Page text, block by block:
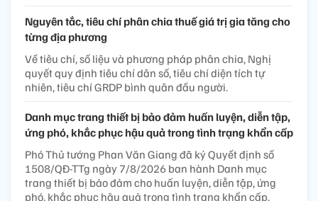
Nguyên tắc, tiêu chí phân chia thuế giá trị gia tăng cho
từng địa phương
Về tiêu chí, số liệu và phương pháp phân chia, Nghị
quyết quy định tiêu chí dân số, tiêu chí diện tích tự
nhiên, tiêu chí GRDP bình quân đầu người.
Danh mục trang thiết bị bảo đảm huấn luyện, diễn tập,
ứng phó, khắc phục hậu quả trong tình trạng khẩn cấp
Phó Thủ tướng Phan Văn Giang đã ký Quyết định số
1508/QĐ-TTg ngày 7/8/2026 ban hành Danh mục
trang thiết bị bảo đảm cho huấn luyện, diễn tập, ứng
phó, khắc phục hậu quả trong tình trạng khẩn cấp.